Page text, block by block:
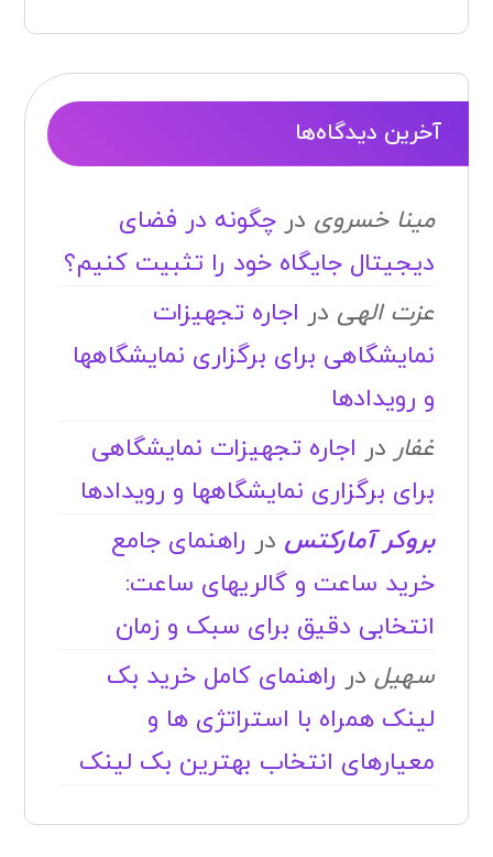
آخرین دیدگاه‌ها
مینا خسروی درچگونه در فضای
دیجیتال جایگاه خود را تثبیت کنیم؟
عزت الهی در اجاره تجهیزات
نمایشگاهی برای برگزاری نمایشگاهها
و رویدادها
غفار در اجاره تجهیزات نمایشگاهی
برای برگزاری نمایشگاهها و رویدادها
بروکر آمارکتس در راهنمای جامع
خرید ساعت و گالریهای ساعت:
انتخابی دقیق برای سبک و زمان
سهیل در راهنمای کامل خرید بک
لینک همراه با استراتژی ها و
معیارهای انتخاب بهترین بک لینک